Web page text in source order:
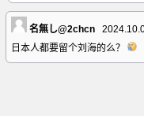
名無し@2chcn
日本人都要留个刘海的么？